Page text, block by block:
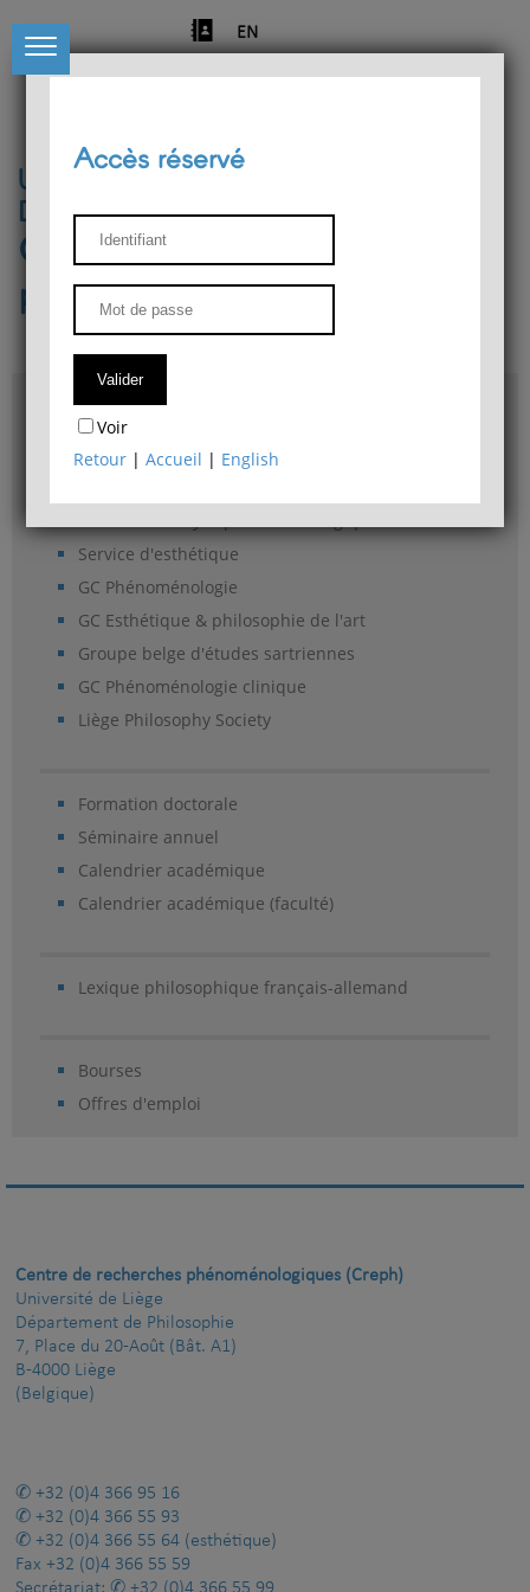
EN
Université de Liège
Département de philosophie
Centre de recherches
phénoménologiques
Accès & plans
Bibliothèque du Département de philosophie
Service d'esthétique
GC Phénoménologie
GC Esthétique & philosophie de l'art
Groupe belge d'études sartriennes
GC Phénoménologie clinique
Liège Philosophy Society
Formation doctorale
Séminaire annuel
Calendrier académique
Calendrier académique (faculté)
Lexique philosophique français-allemand
Bourses
Offres d'emploi
Accès réservé
Voir
Retour |Accueil | English
Centre de recherches phénoménologiques (Creph)
Université de Liège
Département de Philosophie
7, Place du 20-Août (Bât. A1)
B-4000 Liège
(Belgique)
+32 (0)4 366 95 16
+32 (0)4 366 55 93
+32 (0)4 366 55 64 (esthétique)
Fax +32 (0)4 366 55 59